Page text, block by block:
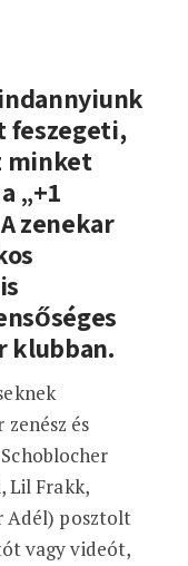
egy önálló
feszegeti,
minket
„+1
zenekar
klubban.
és
Lil Frakk,
Adél) posztolt
vagy videót,